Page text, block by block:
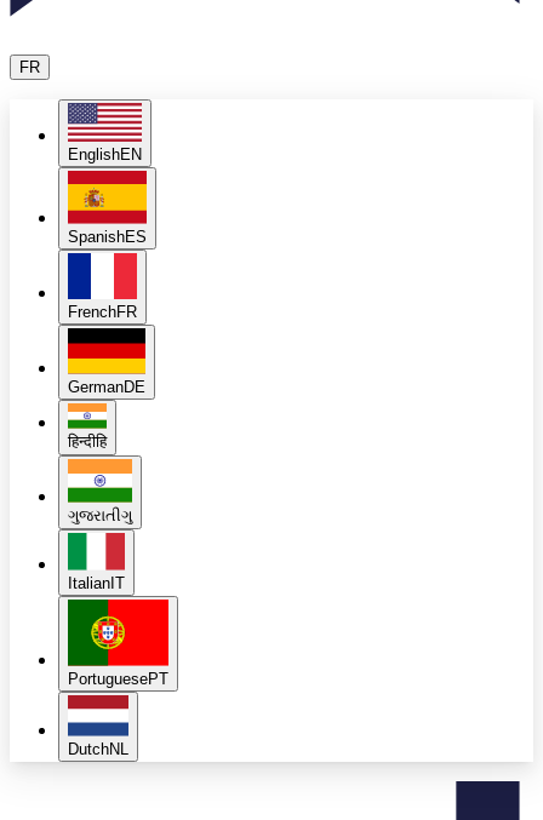
FR
EnglishEN
SpanishES
FrenchFR
GermanDE
हिन्दीहि
ગુજરાતીગુ
Italian IT
PortuguesePT
DutchNL